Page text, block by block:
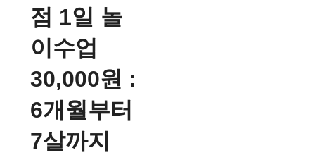
점 1일 놀
이수업
30,000원 :
6개월부터
7살까지